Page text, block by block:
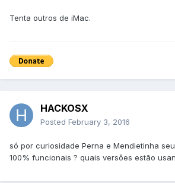
Tenta outros de iMac.
HACKOSX
Posted February 3, 2016
só por curiosidade Perna e Mendietinha
100% funcionais ? quais versôes estão